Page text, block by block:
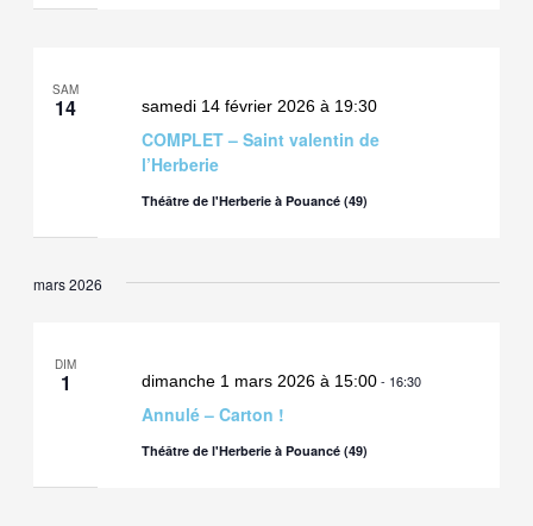
SAM
14
COMPLET – Saint valentin de
l’Herberie
samedi 14 février 2026 à 19:30
Théâtre de l'Herberie à Pouancé (49)
mars 2026
DIM
1
Annulé – Carton !
dimanche 1 mars 2026 à 15:00- 16:30
Théâtre de l'Herberie à Pouancé (49)